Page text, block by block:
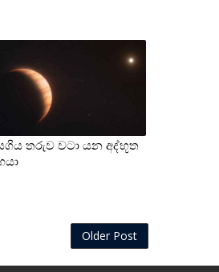
තරුව වටා යන අද්භූත
Older Post